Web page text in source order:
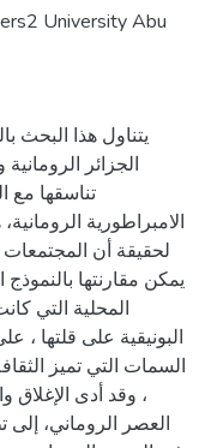
يتناول هذا البحث
الجزائر
تناسقها مع
الامبراطورية
لحقيقة أن المجتمعات
يمكن مقارنتها بالنموذج
المحلية التي
البونيقية على قلتها ،
السمات التي تميز
، وقد أدى الإغلاق
العصر الروماني، إلى